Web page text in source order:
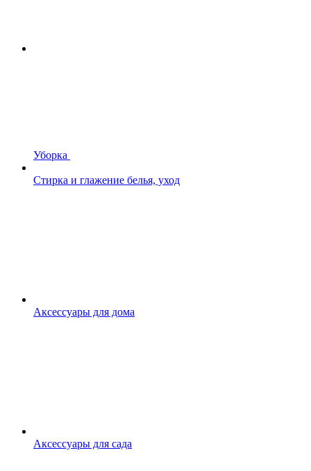
Уборка
Стирка и глажение белья, уход
Аксессуары для дома
Аксессуары для сада